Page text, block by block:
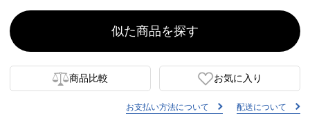
似た商品を探す
商品比較 お気に入り
お支払い方法について 配送について